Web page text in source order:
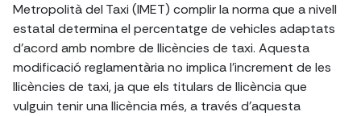
Metropolità del Taxi (IMET) complir la norma que a nivell
estatal determina el percentatge de vehicles adaptats
d'acord amb nombre de llicències de taxi. Aquesta
modificació reglamentària no implica l'increment de les
llicències de taxi, ja que els titulars de llicència que
vulguin tenir una llicència més, a través d'aquesta